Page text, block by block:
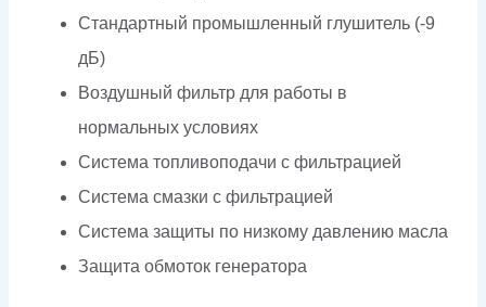
Стандартный промышленный глушитель (-9
дБ)
Воздушный фильтр для работы в
нормальных условиях
Система топливоподачи с фильтрацией
Система смазки с фильтрацией
Система защиты по низкому давлению масла
Защита обмоток генератора